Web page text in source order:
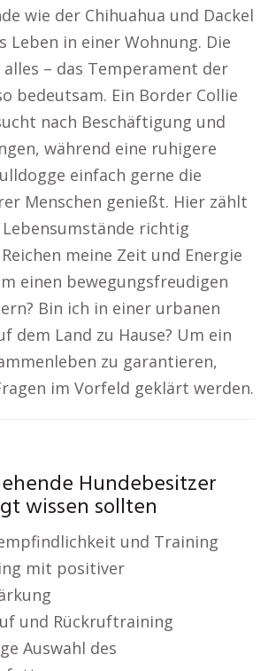
wie der Chihuahua und Dackel
Leben in einer Wohnung. Die
– das Temperament der
bedeutsam. Ein Border Collie
nach Beschäftigung und
während eine ruhigere
einfach gerne die
Menschen genießt. Hier zählt
Lebensumstände richtig
meine Zeit und Energie
einen bewegungsfreudigen
Bin ich in einer urbanen
dem Land zu Hause? Um ein
zu garantieren,
im Vorfeld geklärt werden.
Hundebesitzer
wissen sollten
und Training
mit positiver
und Rückruftraining
Auswahl des